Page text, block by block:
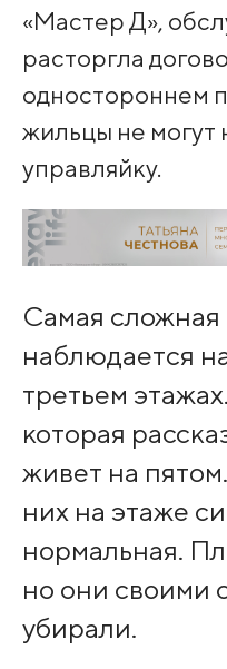
«Мастер Д»,
расторгла
одностороннем
жильцы не могут
управляйку.
Самая сложная
наблюдается
третьем
которая
живет на
них на этаже
нормальная.
но они своими
убирали.